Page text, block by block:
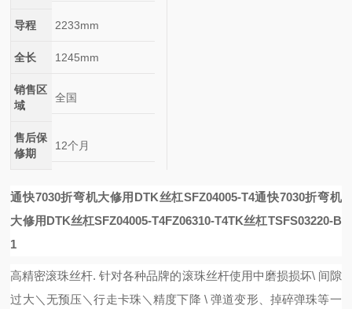
导程 2233mm
全长 1245mm
销售区
域
全国
售后保
修期
12个月
通快7030折弯机大修用DTK丝杠SFZ04005-T4通快7030折弯机
大修用DTK丝杠SFZ04005-T4FZ06310-T4TK丝杠TSFS03220-B
1
高精密滚珠丝杆. 针对各种品牌的滚珠丝杆使用中磨损损坏\ 间隙
过大＼无预压＼行走卡珠＼精度下降 \ 弹道变形、掉碎弹珠等一